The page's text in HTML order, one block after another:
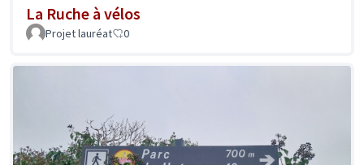
La Ruche à vélos
Projet lauréat 0